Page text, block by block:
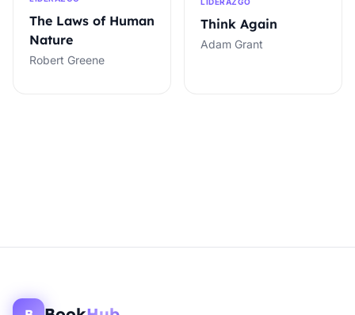
The Laws of Human
Nature
Robert Greene
Think Again
Adam Grant